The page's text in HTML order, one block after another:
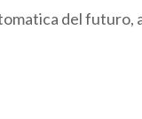
del futuro,